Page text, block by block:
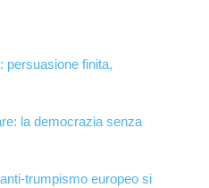
persuasione finita,
la democrazia senza
trumpismo europeo si